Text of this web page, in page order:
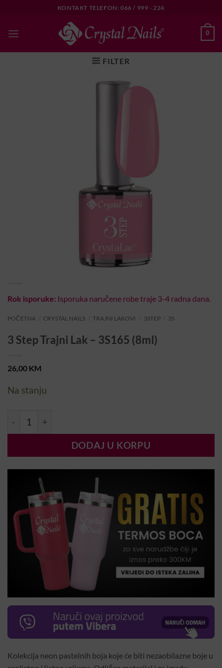
content
KONTAKT TELEFON: 066 / 999 - 224
0
FILTER
Rok isporuke: Isporuka naručene robe traje 3-4 radna dana.
POČETNA CRYSTAL NAILS TRAJNI LAKOVI 3STEP 3S
3 Step Trajni Lak – 3S165 (8ml)
26,00 KM
Na stanju
3 Step Trajni Lak – 3S165 (8ml) količina
DODAJ U KORPU
Kolekcija neon pastelnih boja koje će biti nezaobilazne boje u